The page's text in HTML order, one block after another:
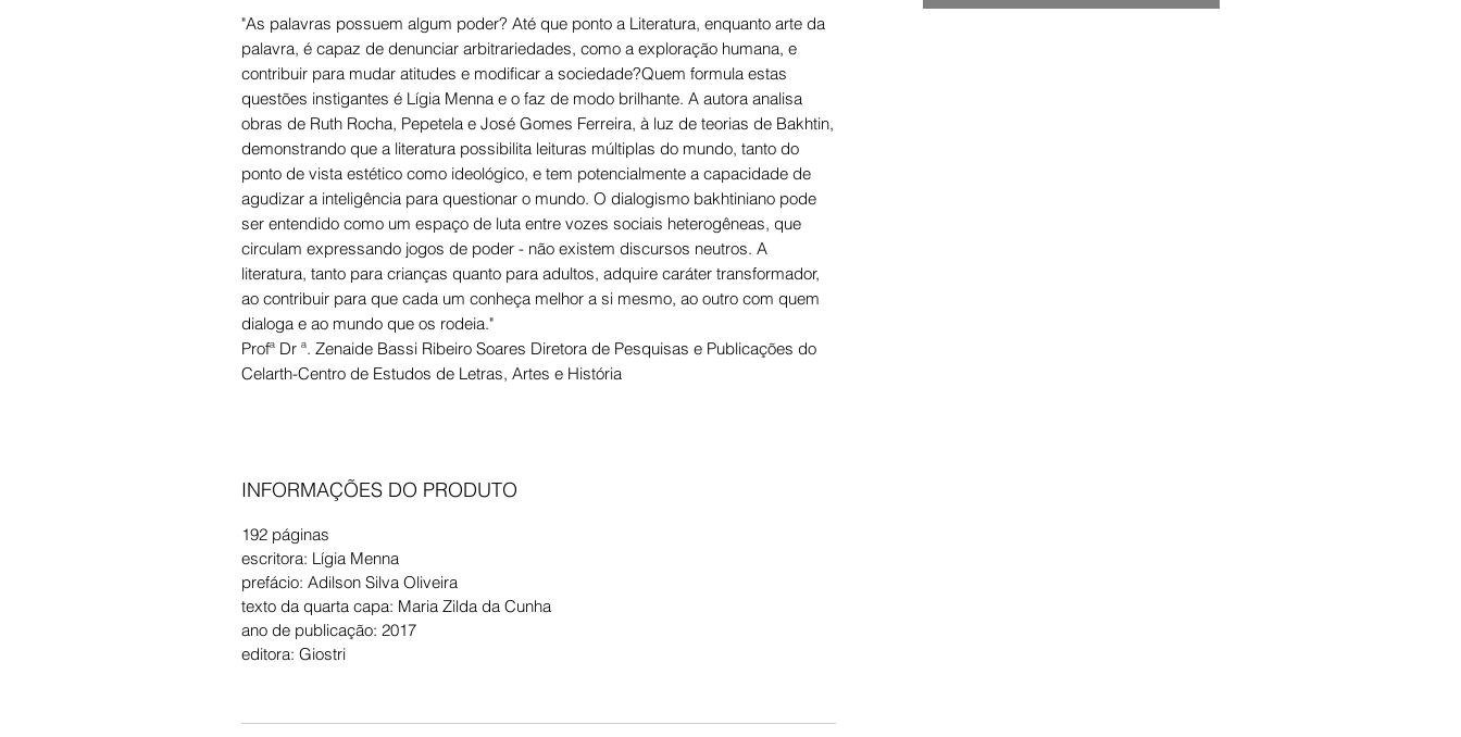
"As palavras possuem algum poder? Até que ponto a Literatura, enquanto arte da
palavra, é capaz de denunciar arbitrariedades, como a exploração humana, e
contribuir para mudar atitudes e modificar a sociedade?Quem formula estas
questões instigantes é Lígia Menna e o faz de modo brilhante. A autora analisa
obras de Ruth Rocha, Pepetela e José Gomes Ferreira, à luz de teorias de Bakhtin,
demonstrando que a literatura possibilita leituras múltiplas do mundo, tanto do
ponto de vista estético como ideológico, e tem potencialmente a capacidade de
agudizar a inteligência para questionar o mundo. O dialogismo bakhtiniano pode
ser entendido como um espaço de luta entre vozes sociais heterogêneas, que
circulam expressando jogos de poder - não existem discursos neutros. A
literatura, tanto para crianças quanto para adultos, adquire caráter transformador,
ao contribuir para que cada um conheça melhor a si mesmo, ao outro com quem
dialoga e ao mundo que os rodeia."
Profª Dr ª. Zenaide Bassi Ribeiro Soares Diretora de Pesquisas e Publicações do
Celarth-Centro de Estudos de Letras, Artes e História
INFORMAÇÕES DO PRODUTO
192 páginas
escritora: Lígia Menna
prefácio: Adilson Silva Oliveira
texto da quarta capa: Maria Zilda da Cunha
ano de publicação: 2017
editora: Giostri